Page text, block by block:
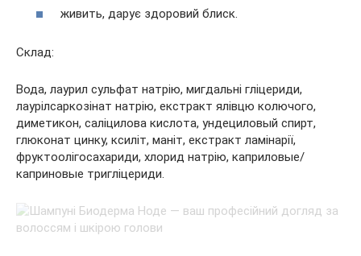
живить, дарує здоровий блиск.
Склад:
Вода, лаурил сульфат натрію, мигдальні гліцериди,
лаурілсаркозінат натрію, екстракт ялівцю колючого,
диметикон, саліцилова кислота, ундециловый спирт,
глюконат цинку, ксиліт, маніт, екстракт ламінарії,
фруктоолігосахариди, хлорид натрію, каприловые/
каприновые тригліцериди.